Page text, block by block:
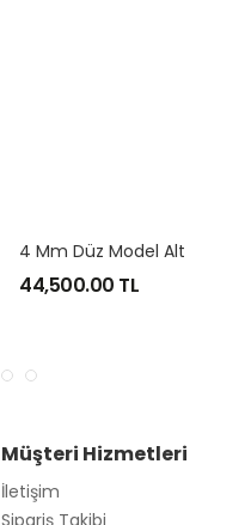
44,500.00 TL
Müşteri Hizmetleri
İletişim